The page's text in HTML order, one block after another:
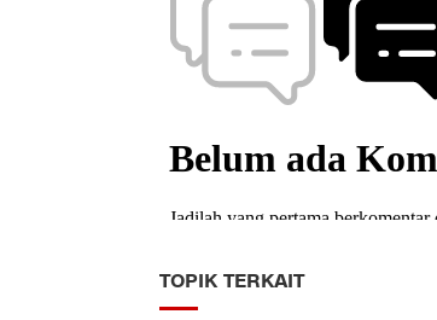
TOPIK TERKAIT